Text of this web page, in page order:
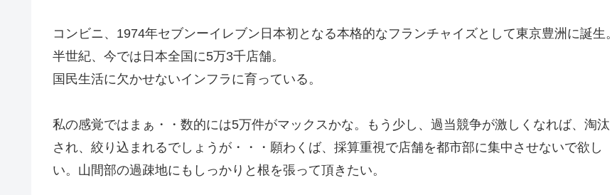
コンビニ、1974年セブンーイレブン日本初となる本格的なフランチャイズとして東京豊洲に誕生。
半世紀、今では日本全国に5万3千店舗。
国民生活に欠かせないインフラに育っている。
私の感覚ではまぁ・・数的には5万件がマックスかな。もう少し、過当競争が激しくなれば、淘汰
され、絞り込まれるでしょうが・・・願わくば、採算重視で店舗を都市部に集中させないで欲し
い。山間部の過疎地にもしっかりと根を張って頂きたい。